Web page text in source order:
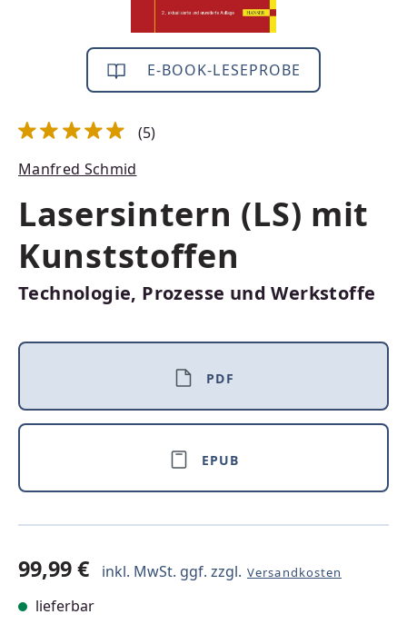
E-BOOK-LESEPROBE
(5)
Manfred Schmid
Lasersintern (LS) mit
Kunststoffen
Technologie, Prozesse und Werkstoffe
PDF
EPUB
99,99 € inkl. MwSt. ggf. zzgl. Versandkosten
lieferbar